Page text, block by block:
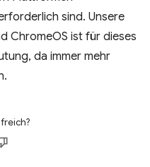
sind. Unsere
ChromeOS ist für dieses
da immer mehr